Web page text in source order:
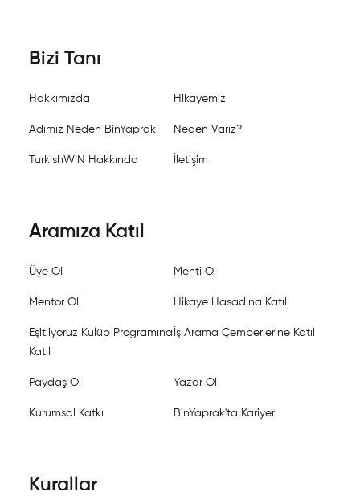
Bizi Tanı
Hakkımızda Hikayemiz
Adımız Neden BinYaprak Neden Varız?
TurkishWIN Hakkında İletişim
Aramıza Katıl
Üye Ol Menti Ol
Mentor Ol Hikaye Hasadına Katıl
Eşitliyoruz Kulüp Programına
Katıl
İş Arama Çemberlerine Katıl
Paydaş Ol Yazar Ol
Kurumsal Katkı BinYaprak'ta Kariyer
Kurallar